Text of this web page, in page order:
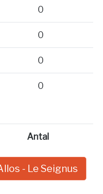
0
0
0
0
Antal
- Le Seignus